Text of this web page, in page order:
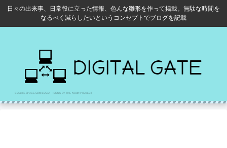
日々の出来事、日常役に立った情報、色んな雛形を作って掲載。無駄な時間を
なるべく減らしたいというコンセプトでブログを記載